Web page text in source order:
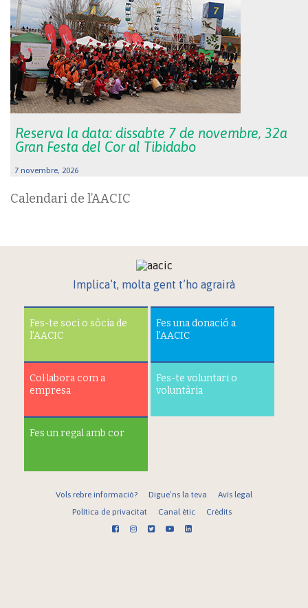
Reserva la data: dissabte 7 de novembre, 32a
Gran Festa del Cor al Tibidabo
7 novembre, 2026
Calendari de l’AACIC
Implica’t, molta gent t’ho agrairà
Fes-te soci o sòcia de
l’AACIC
Fes una donació a
l’AACIC
Col·labora com a
empresa
Fes-te voluntari o
voluntària
Fes un regal amb cor
Vols rebre informació? Digue’ns la teva
Avís legal
Política de privacitat
Canal ètic Crèdits